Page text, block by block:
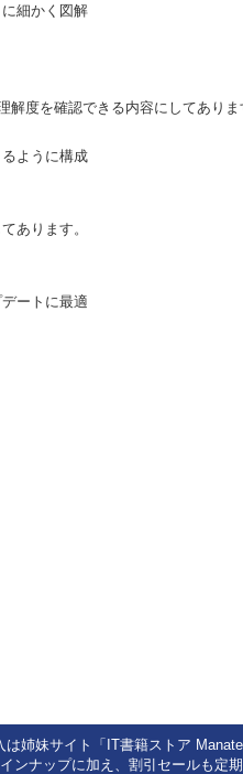
細かく図解
度を確認できる内容にしてありま
ように構成
あります。
ートに最適
は姉妹サイト「IT書籍ストア
ンナップに加え、割引セールも定